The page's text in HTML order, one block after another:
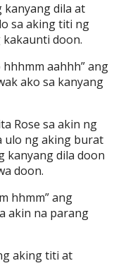
kanyang dila at
sa aking titi ng
kakaunti doon.
aahhh” ang
ako sa kanyang
Rose sa akin ng
ulo ng aking burat
kanyang dila doon
doon.
hhmm” ang
akin na parang
aking titi at